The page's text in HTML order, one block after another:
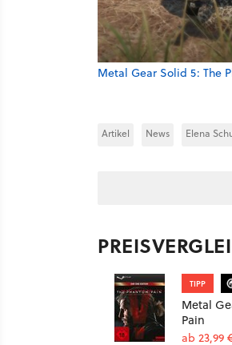
Metal Gear Solid 5: The
Artikel News Elena
TIPP
Metal
Pain
ab 23,99